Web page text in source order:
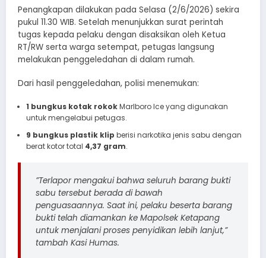
​Penangkapan dilakukan pada Selasa (2/6/2026) sekira
pukul 11.30 WIB. Setelah menunjukkan surat perintah
tugas kepada pelaku dengan disaksikan oleh Ketua
RT/RW serta warga setempat, petugas langsung
melakukan penggeledahan di dalam rumah.
​Dari hasil penggeledahan, polisi menemukan:
1 bungkus kotak rokokMarlboro Ice yang digunakan
untuk mengelabui petugas.
9 bungkus plastik klip berisi narkotika jenis sabu dengan
berat kotor total 4,37 gram.
​”Terlapor mengakui bahwa seluruh barang bukti
sabu tersebut berada di bawah
penguasaannya. Saat ini, pelaku beserta barang
bukti telah diamankan ke Mapolsek Ketapang
untuk menjalani proses penyidikan lebih lanjut,”
tambah Kasi Humas.